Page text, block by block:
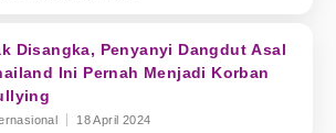
Disangka, Penyanyi Dangdut Asal
Ini Pernah Menjadi Korban
18 April 2024